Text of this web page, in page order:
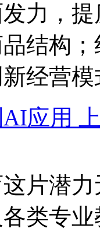
力，
结构
经营
应用
片潜
各类专